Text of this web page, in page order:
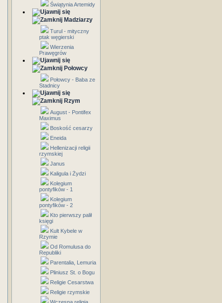
Świątynia Artemidy
Madziarzy
Turul - mityczny
ptak węgierski
Wierzenia
Prawęgrów
Połowcy
Połowcy - Baba ze
Stadnicy
Rzym
August - Pontifex
Maximus
Boskość cesarzy
Eneida
Hellenizacji religii
rzymskiej
Janus
Kaligula i Żydzi
Kolegium
pontyfików - 1
Kolegium
pontyfików - 2
Kto pierwszy palił
księgi
Kult Kybele w
Rzymie
Od Romulusa do
Republiki
Parentalia, Lemuria
Pliniusz St. o Bogu
Religie Cesarstwa
Religie rzymskie